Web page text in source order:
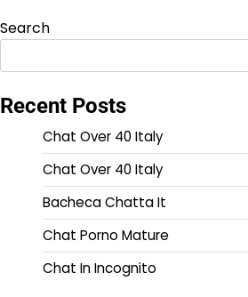
Search
Recent Posts
Chat Over 40 Italy
Chat Over 40 Italy
Bacheca Chatta It
Chat Porno Mature
Chat In Incognito